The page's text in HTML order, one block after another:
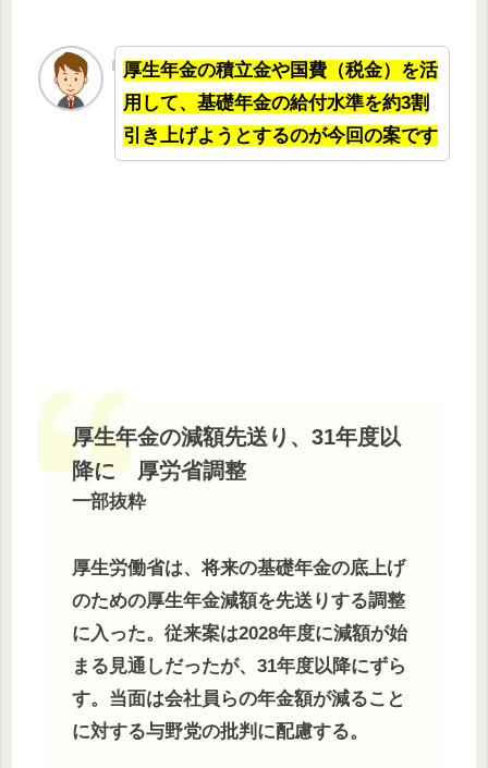
厚生年金の積立金や国費（税金）を活
用して、基礎年金の給付水準を約3割
引き上げようとするのが今回の案です
厚生年金の減額先送り、31年度以
降に 厚労省調整
一部抜粋
厚生労働省は、将来の基礎年金の底上げ
のための厚生年金減額を先送りする調整
に入った。従来案は2028年度に減額が始
まる見通しだったが、31年度以降にずら
す。当面は会社員らの年金額が減ること
に対する与野党の批判に配慮する。